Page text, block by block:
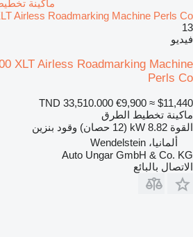
Airless Roadmarking Machine Perls Co
13
فيديو
XLT Airless Roadmarking Machine
Perls Co
TND 33,510.000 €9,900 ≈ $11,440
ماكينة تخطيط الطرق
القوة 8.82 kW (12 حصان) وقود بنزين
ألمانيا، Wendelstein
Auto Ungar GmbH & Co. KG
الاتصال بالبائع